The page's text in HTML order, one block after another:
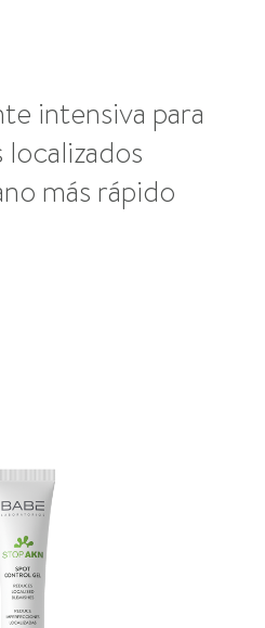
intensiva para
más rápido